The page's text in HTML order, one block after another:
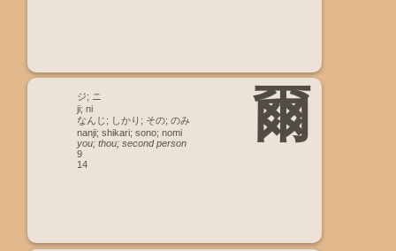
爾
ジ; ニ
ji; ni
なんじ; しかり; その; のみ
nanji; shikari; sono; nomi
you; thou; second person
9
14